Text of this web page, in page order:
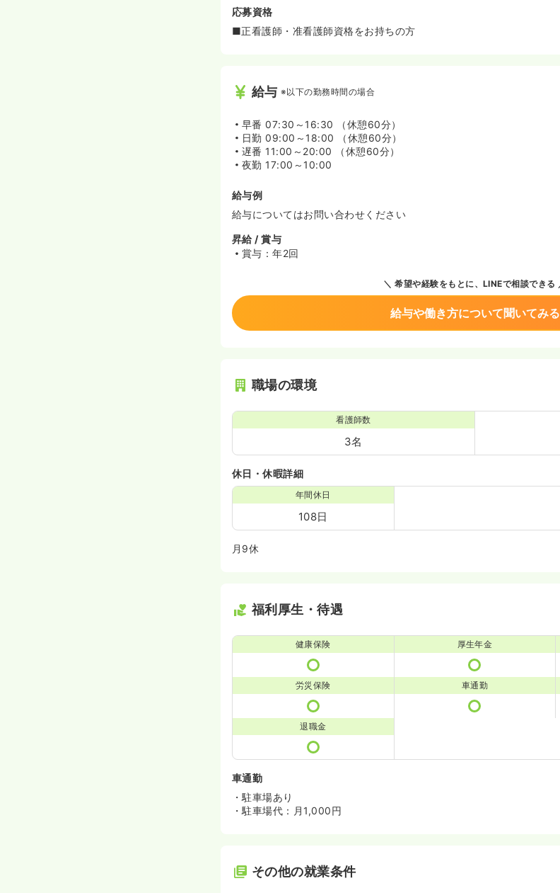
応募資格
■正看護師・准看護師資格をお持ちの方
給与 ※以下の勤務時間の場合
早番 07:30～16:30 （休憩60分）
日勤 09:00～18:00 （休憩60分）
遅番 11:00～20:00 （休憩60分）
夜勤 17:00～10:00
給与例
給与についてはお問い合わせください
昇給 / 賞与
賞与：年2回
希望や経験をもとに、LINEで相談できる
給与や働き方について聞いてみる
職場の環境
看護師数
3名
休日・休暇詳細
年間休日
108日
月9休
福利厚生・待遇
健康保険 厚生年金
労災保険 車通勤
退職金
車通勤
・駐車場あり
・駐車場代：月1,000円
その他の就業条件